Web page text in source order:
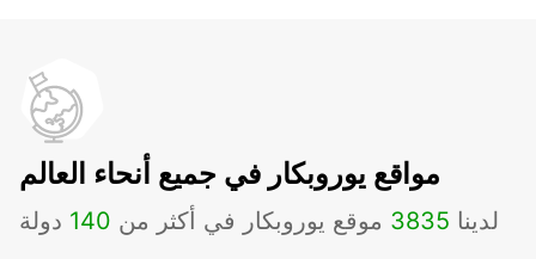
مواقع يوروبكار في جميع أنحاء العالم
لدينا 3835 موقع يوروبكار في أكثر من 140 دولة